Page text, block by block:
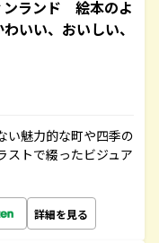
ンランド 絵本のよ
いい、おいしい、
い魅力的な町や四季の
ストで綴ったビジュア
詳細を見る